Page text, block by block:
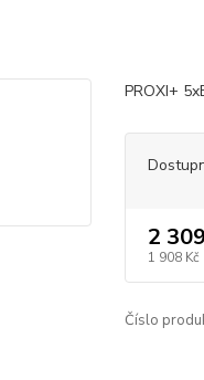
PROXI+
2
1 908 Kč
Číslo